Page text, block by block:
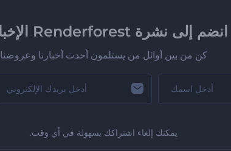
انضم إلى نشرة Renderforest الإخبارية
كن من بين أوائل من يستلمون أحدث أخبارنا وعروضنا
يمكنك إلغاء اشتراكك بسهولة في أي وقت.